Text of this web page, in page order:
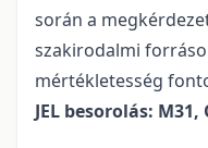
során a
szakirodalmi
mértékletesség
JEL besorolás: M31,